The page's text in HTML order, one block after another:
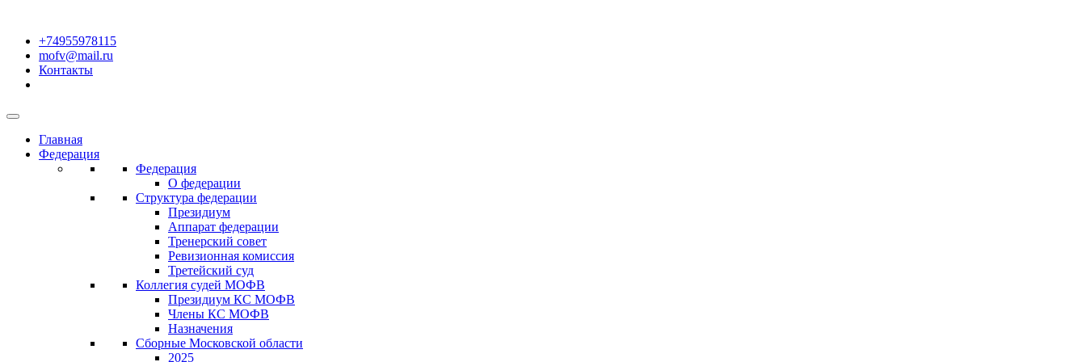
+74955978115
mofv@mail.ru
Контакты
Главная
Федерация
Федерация
О федерации
Структура федерации
Президиум
Аппарат федерации
Тренерский совет
Ревизионная комиссия
Третейский суд
Коллегия судей МОФВ
Президиум КС МОФВ
Члены КС МОФВ
Назначения
Сборные Московской области
2025